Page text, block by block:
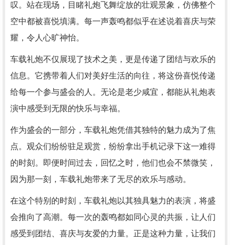
叹。站在现场，目睹礼炮飞舞绽放的壮观景象，仿佛整个
空中都被喜悦填满。每一声轰鸣都似乎在述说着喜庆与荣
耀，令人心旷神怡。
车载礼炮不仅展现了技术之美，更是传递了团结与欢乐的
信息。它携带着人们对美好生活的向往，将这份喜悦传递
给每一个参与盛会的人。无论是老少咸宜，都能从礼炮表
演中感受到无限的快乐与幸福。
作为盛会的一部分，车载礼炮凭借其独特的魅力成为了焦
点。观众们纷纷驻足观赏，纷纷拿出手机记录下这一难得
的时刻。即便时间过去，回忆之时，他们也会不禁微笑，
因为那一刻，车载礼炮带来了无尽的欢乐与感动。
在这个特别的时刻，车载礼炮以其独具魅力的表演，将盛
会推向了高潮。每一次的轰鸣都如同心灵的共振，让人们
感受到团结、喜庆与友爱的力量。正是这种力量，让我们